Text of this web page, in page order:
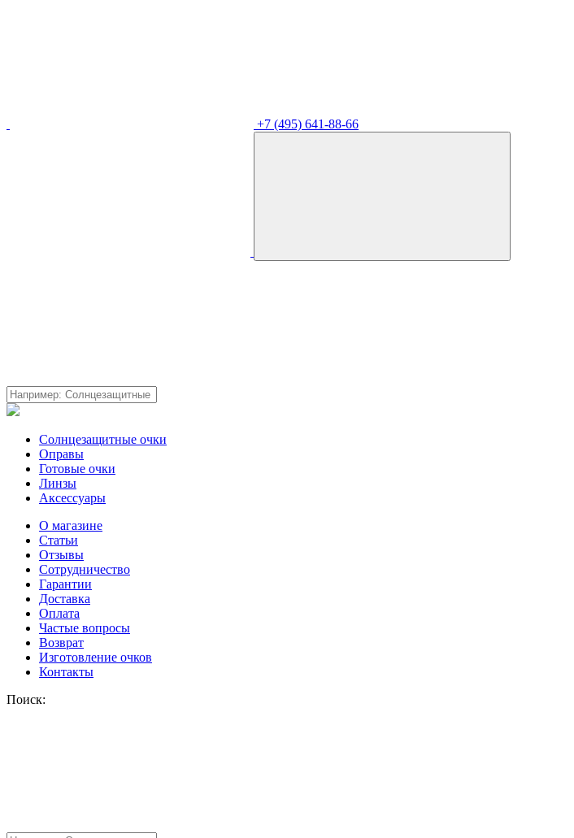
+7 (495) 641-88-66
Солнцезащитные очки
Оправы
Готовые очки
Линзы
Аксессуары
О магазине
Статьи
Отзывы
Сотрудничество
Гарантии
Доставка
Оплата
Частые вопросы
Возврат
Изготовление очков
Контакты
Поиск: